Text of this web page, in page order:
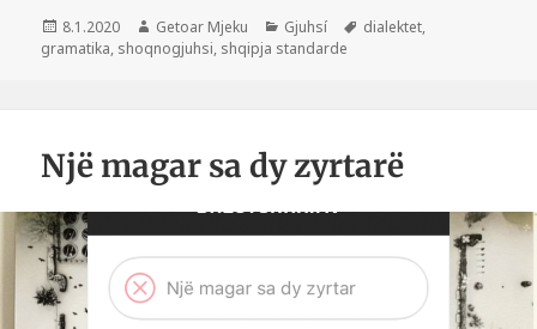
Postuar
më
8.1.2020 Autor
Getoar Mjeku Kategori
Gjuhsí Etiketa
dialektet,
gramatika, shoqnogjuhsi, shqipja standarde
Një magar sa dy zyrtarë